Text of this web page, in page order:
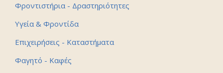
Φροντιστήρια - Δραστηριότητες
Υγεία & Φροντίδα
Επιχειρήσεις - Καταστήματα
Φαγητό - Καφές